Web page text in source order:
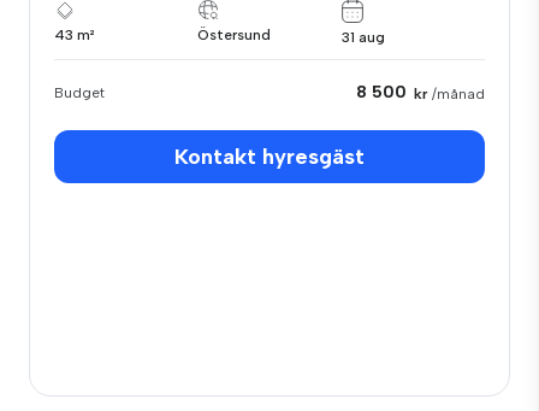
43 m² Östersund 31 aug
Budget 8 500 kr /månad
Kontakt hyresgäst